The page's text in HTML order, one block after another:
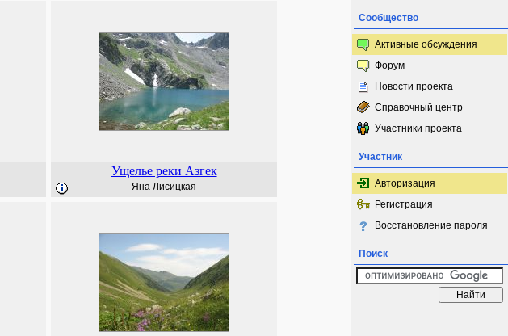
Ущелье реки Азгек
Яна Лисицкая
Сообщество
Активные обсуждения
Форум
Новости проекта
Справочный центр
Участники проекта
Участник
Авторизация
Регистрация
Восстановление пароля
Поиск